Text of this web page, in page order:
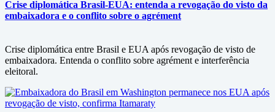
Crise diplomática Brasil-EUA: entenda a revogação do visto da
embaixadora e o conflito sobre o agrément
Crise diplomática entre Brasil e EUA após revogação de visto de
embaixadora. Entenda o conflito sobre agrément e interferência
eleitoral.